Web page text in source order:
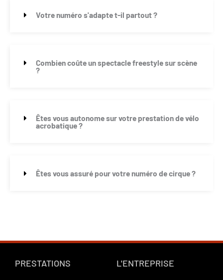
Votre numéro s'adapte t-il partout ?
Combien coûte un spectacle freestyle sur scène
?
Êtes vous autonome sur votre prestation de vélo
acrobatique ?
Êtes vous assuré pour votre numéro de cirque ?
PRESTATIONS L'ENTREPRISE